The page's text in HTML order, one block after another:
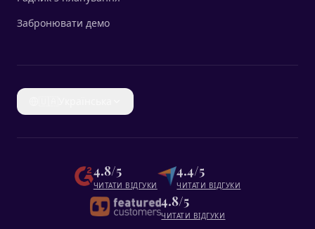
Забронювати демо
4.8/5
ЧИТАТИ ВІДГУКИ
4.4/5
ЧИТАТИ ВІДГУКИ
4.8/5
ЧИТАТИ ВІДГУКИ